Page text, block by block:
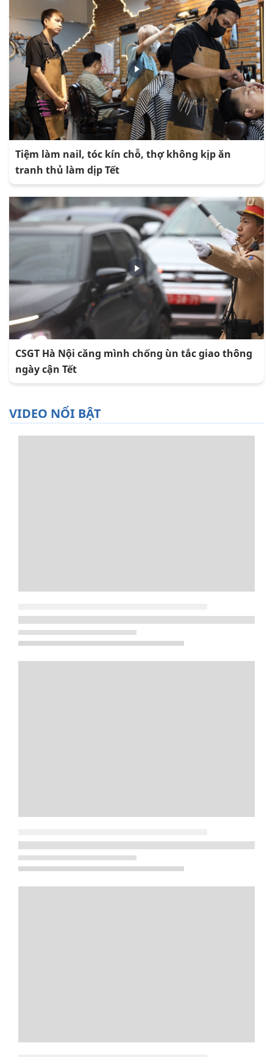
Tiệm làm nail, tóc kín chỗ, thợ không kịp ăn
tranh thủ làm dịp Tết
CSGT Hà Nội căng mình chống ùn tắc giao thông
ngày cận Tết
VIDEO NỔI BẬT